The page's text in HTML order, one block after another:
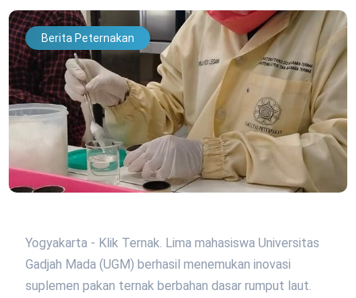
Berita Peternakan
Yogyakarta - Klik Ternak. Lima mahasiswa Universitas
Gadjah Mada (UGM) berhasil menemukan inovasi
suplemen pakan ternak berbahan dasar rumput laut.